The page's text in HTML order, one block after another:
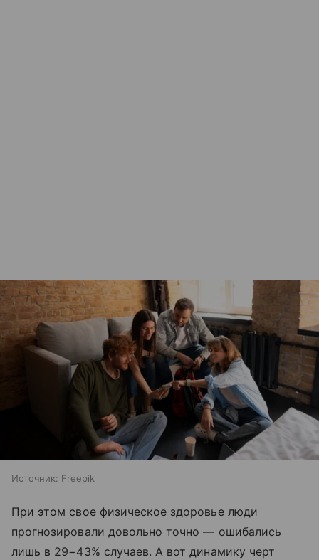
Источник: Freepik
При этом свое физическое здоровье люди
прогнозировали довольно точно — ошибались
лишь в 29−43% случаев. А вот динамику черт